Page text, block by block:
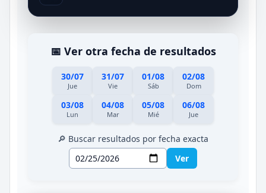
📅 Ver otra fecha de resultados
30/07
Jue
31/07
Vie
01/08
Sáb
02/08
Dom
03/08
Lun
04/08
Mar
05/08
Mié
06/08
Jue
🔎 Buscar resultados por fecha exacta
Ver